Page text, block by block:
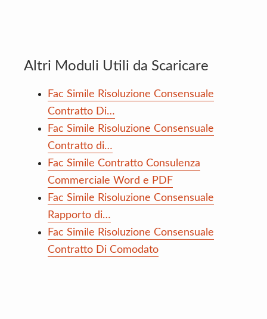
Altri Moduli Utili da Scaricare
Fac Simile Risoluzione Consensuale
Contratto Di…
Fac Simile Risoluzione Consensuale
Contratto di…
Fac Simile Contratto Consulenza
Commerciale Word e PDF
Fac Simile Risoluzione Consensuale
Rapporto di…
Fac Simile Risoluzione Consensuale
Contratto Di Comodato